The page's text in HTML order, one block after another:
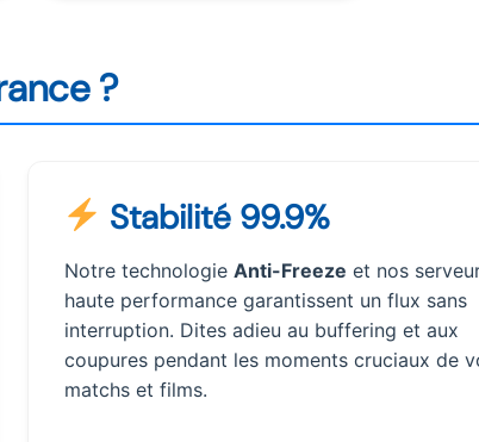
?
Stabilité 99.9%
Notre technologie Anti-Freeze et nos
haute performance garantissent un flux sans
interruption. Dites adieu au buffering et aux
coupures pendant les moments cruciaux de
matchs et films.